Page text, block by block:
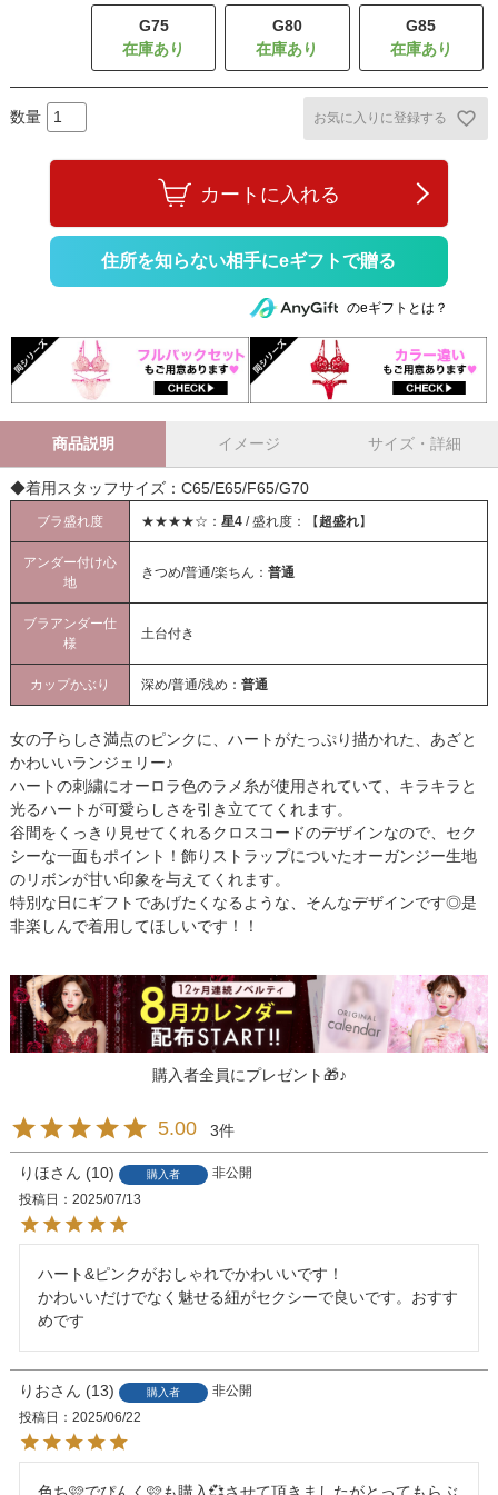
G75 G80 G85
お気に入りに登録する
カートに入れる
住所を知らない相手にeギフトで贈る
のeギフトとは？
商品説明 イメージ サイズ・詳細
◆着用スタッフサイズ：C65/E65/F65/G70
ブラ盛れ度 ★★★★☆： 星4/ 盛れ度：【超盛れ】
アンダー付け心
地
きつめ/普通/楽ちん： 普通
ブラアンダー仕
様
土台付き
カップかぶり 深め/普通/浅め： 普通
女の子らしさ満点のピンクに、ハートがたっぷり描かれた、あざと
かわいいランジェリー♪
ハートの刺繍にオーロラ色のラメ糸が使用されていて、キラキラと
光るハートが可愛らしさを引き立ててくれます。
谷間をくっきり見せてくれるクロスコードのデザインなので、セク
シーな一面もポイント！飾りストラップについたオーガンジー生地
のリボンが甘い印象を与えてくれます。
特別な日にギフトであげたくなるような、そんなデザインです◎是
非楽しんで着用してほしいです！！
購入者全員にプレゼント🎁♪
5.00 3
りほ 10 購入者
非公開
投稿日
2025/07/13
ハート&ピンクがおしゃれでかわいいです！
かわいいだけでなく魅せる紐がセクシーで良いです。おすす
めです
りお 13 購入者
非公開
投稿日
2025/06/22
色ち🩷でぴんく🩷も購入💞させて頂きましたがとってもらぶ